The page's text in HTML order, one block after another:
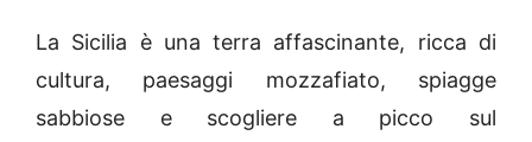
La Sicilia è una terra affascinante, ricca di
cultura, paesaggi mozzafiato, spiagge
sabbiose e scogliere a picco sul